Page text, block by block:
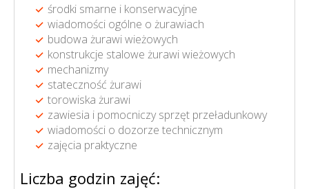
środki smarne i konserwacyjne
wiadomości ogólne o żurawiach
budowa żurawi wieżowych
konstrukcje stalowe żurawi wieżowych
mechanizmy
stateczność żurawi
torowiska żurawi
zawiesia i pomocniczy sprzęt przeładunkowy
wiadomości o dozorze technicznym
zajęcia praktyczne
Liczba godzin zajęć: